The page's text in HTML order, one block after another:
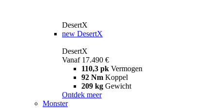
DesertX
new DesertX
DesertX
Vanaf 17.490 €
110,3 pk Vermogen
92 Nm Koppel
209 kg Gewicht
Ontdek meer
Monster